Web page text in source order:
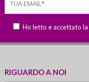
Ho letto e accettato la
RIGUARDO A NOI